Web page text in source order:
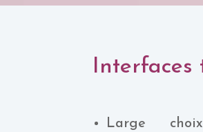
Interfaces
Large